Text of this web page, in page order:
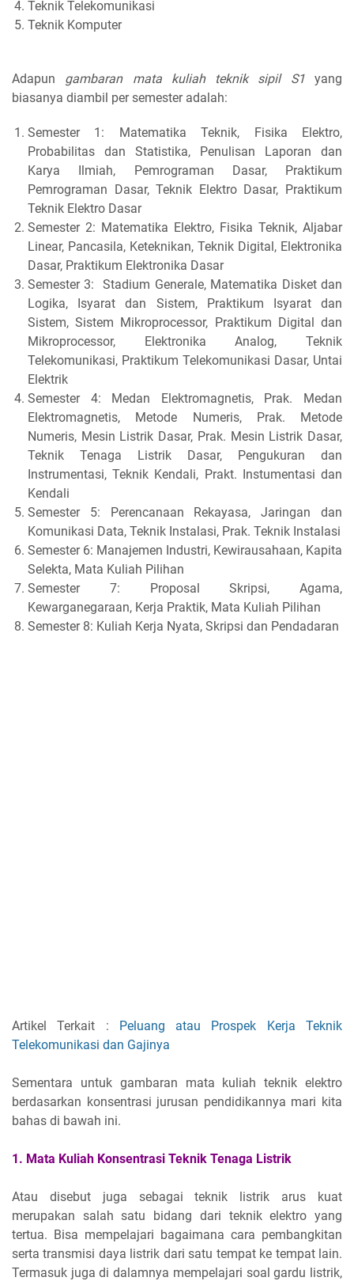
Teknik Telekomunikasi
Teknik Komputer
Adapun gambaran mata kuliah teknik sipil S1yang
biasanya diambil per semester adalah:
Semester 1: Matematika Teknik, Fisika Elektro,
Probabilitas dan Statistika, Penulisan Laporan dan
Karya Ilmiah, Pemrograman Dasar, Praktikum
Pemrograman Dasar, Teknik Elektro Dasar, Praktikum
Teknik Elektro Dasar
Semester 2: Matematika Elektro, Fisika Teknik, Aljabar
Linear, Pancasila, Keteknikan, Teknik Digital, Elektronika
Dasar, Praktikum Elektronika Dasar
Semester 3: Stadium Generale, Matematika Disket dan
Logika, Isyarat dan Sistem, Praktikum Isyarat dan
Sistem, Sistem Mikroprocessor, Praktikum Digital dan
Mikroprocessor, Elektronika Analog, Teknik
Telekomunikasi, Praktikum Telekomunikasi Dasar, Untai
Elektrik
Semester 4: Medan Elektromagnetis, Prak. Medan
Elektromagnetis, Metode Numeris, Prak. Metode
Numeris, Mesin Listrik Dasar, Prak. Mesin Listrik Dasar,
Teknik Tenaga Listrik Dasar, Pengukuran dan
Instrumentasi, Teknik Kendali, Prakt. Instumentasi dan
Kendali
Semester 5: Perencanaan Rekayasa, Jaringan dan
Komunikasi Data, Teknik Instalasi, Prak. Teknik Instalasi
Semester 6: Manajemen Industri, Kewirausahaan, Kapita
Selekta, Mata Kuliah Pilihan
Semester 7: Proposal Skripsi, Agama,
Kewarganegaraan, Kerja Praktik, Mata Kuliah Pilihan
Semester 8: Kuliah Kerja Nyata, Skripsi dan Pendadaran
Artikel Terkait : Peluang atau Prospek Kerja Teknik
Telekomunikasi dan Gajinya
Sementara untuk gambaran mata kuliah teknik elektro
berdasarkan konsentrasi jurusan pendidikannya mari kita
bahas di bawah ini.
1. Mata Kuliah Konsentrasi Teknik Tenaga Listrik
Atau disebut juga sebagai teknik listrik arus kuat
merupakan salah satu bidang dari teknik elektro yang
tertua. Bisa mempelajari bagaimana cara pembangkitan
serta transmisi daya listrik dari satu tempat ke tempat lain.
Termasuk juga di dalamnya mempelajari soal gardu listrik,